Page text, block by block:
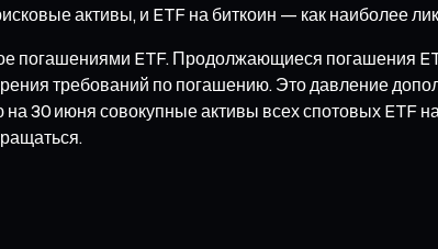
активы, и ETF на биткоин — как наиболее
погашениями ETF. Продолжающиеся погашения
требований по погашению. Это давление
30 июня совокупные активы всех спотовых ETF